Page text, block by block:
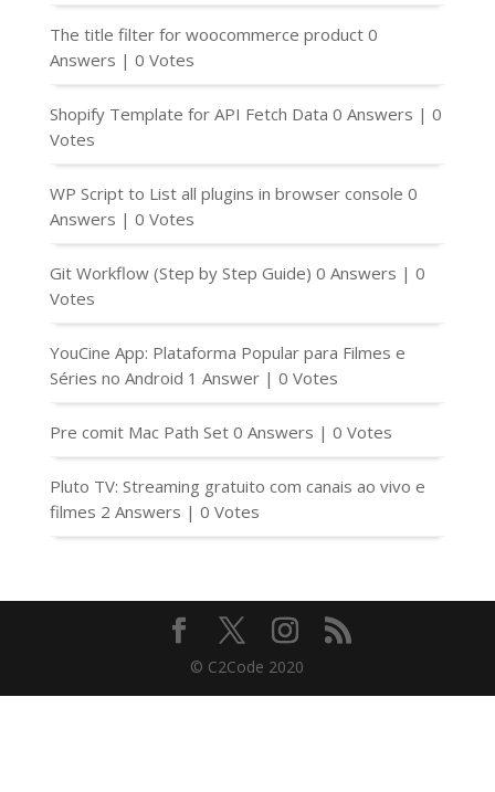
The title filter for woocommerce product 0
Answers | 0 Votes
Shopify Template for API Fetch Data 0 Answers | 0
Votes
WP Script to List all plugins in browser console 0
Answers | 0 Votes
Git Workflow (Step by Step Guide) 0 Answers | 0
Votes
YouCine App: Plataforma Popular para Filmes e
Séries no Android 1 Answer | 0 Votes
Pre comit Mac Path Set 0 Answers | 0 Votes
Pluto TV: Streaming gratuito com canais ao vivo e
filmes 2 Answers | 0 Votes
© C2Code 2020